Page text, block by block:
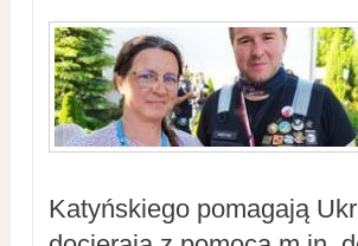
Katyńskiego pomagają